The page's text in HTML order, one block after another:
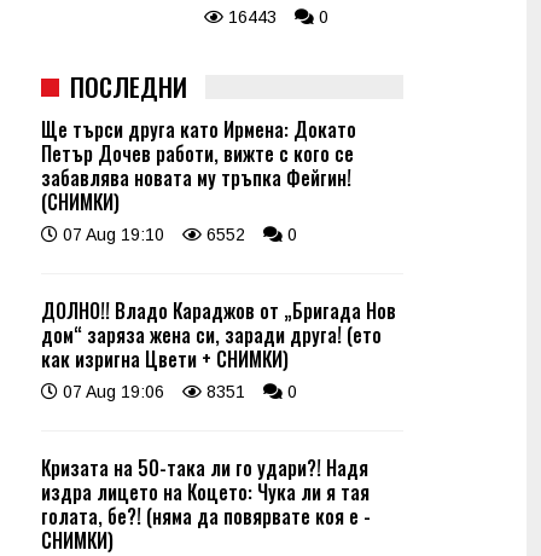
16443 0
ПОСЛЕДНИ
Ще търси друга като Ирмена: Докато
Петър Дочев работи, вижте с кого се
забавлява новата му тръпка Фейгин!
(СНИМКИ)
07 Aug 19:10 6552 0
ДОЛНО!! Владо Караджов от „Бригада Нов
дом“ заряза жена си, заради друга! (ето
как изригна Цвети + СНИМКИ)
07 Aug 19:06 8351 0
Кризата на 50-така ли го удари?! Надя
издра лицето на Коцето: Чука ли я тая
голата, бе?! (няма да повярвате коя е -
СНИМКИ)